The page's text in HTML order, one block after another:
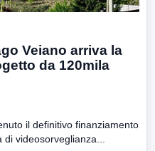
Veiano arriva la
da 120mila
il definitivo finanziamento
videosorveglianza...